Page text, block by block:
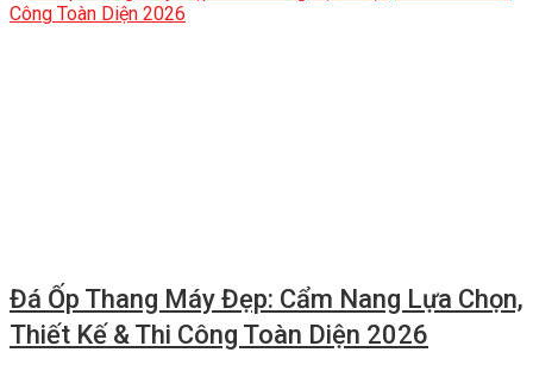
Đá Ốp Thang Máy Đẹp: Cẩm Nang Lựa Chọn,
Thiết Kế & Thi Công Toàn Diện 2026